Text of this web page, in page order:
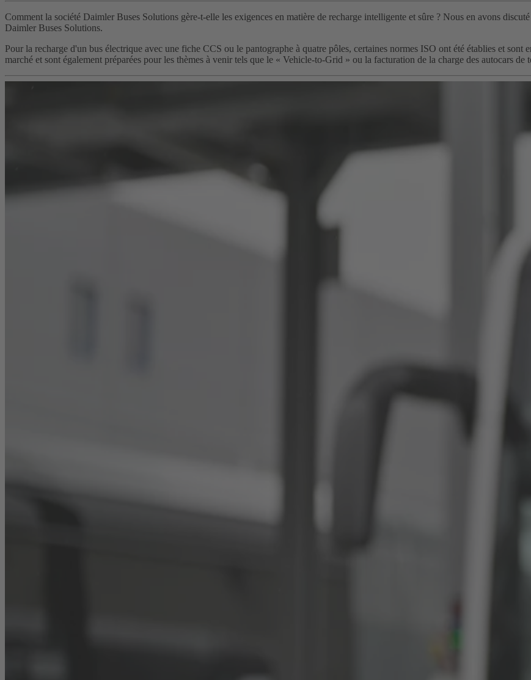
Comment la société Daimler Buses Solutions gère-t-elle les exigences en matière de recharge intelligente et sûre ? Nous en avons
Daimler Buses Solutions.
Pour la recharge d'un bus électrique avec une fiche CCS ou le pantographe à quatre pôles, certaines normes ISO ont été établies et sont
marché et sont également préparées pour les thèmes à venir tels que le « Vehicle-to-Grid » ou la facturation de la charge des autocars de